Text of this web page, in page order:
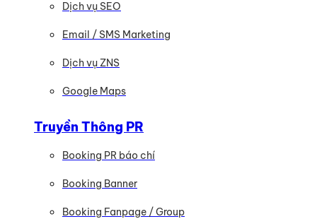
Dịch vụ SEO
Email / SMS Marketing
Dịch vụ ZNS
Google Maps
Truyền Thông PR
Booking PR báo chí
Booking Banner
Booking Fanpage / Group